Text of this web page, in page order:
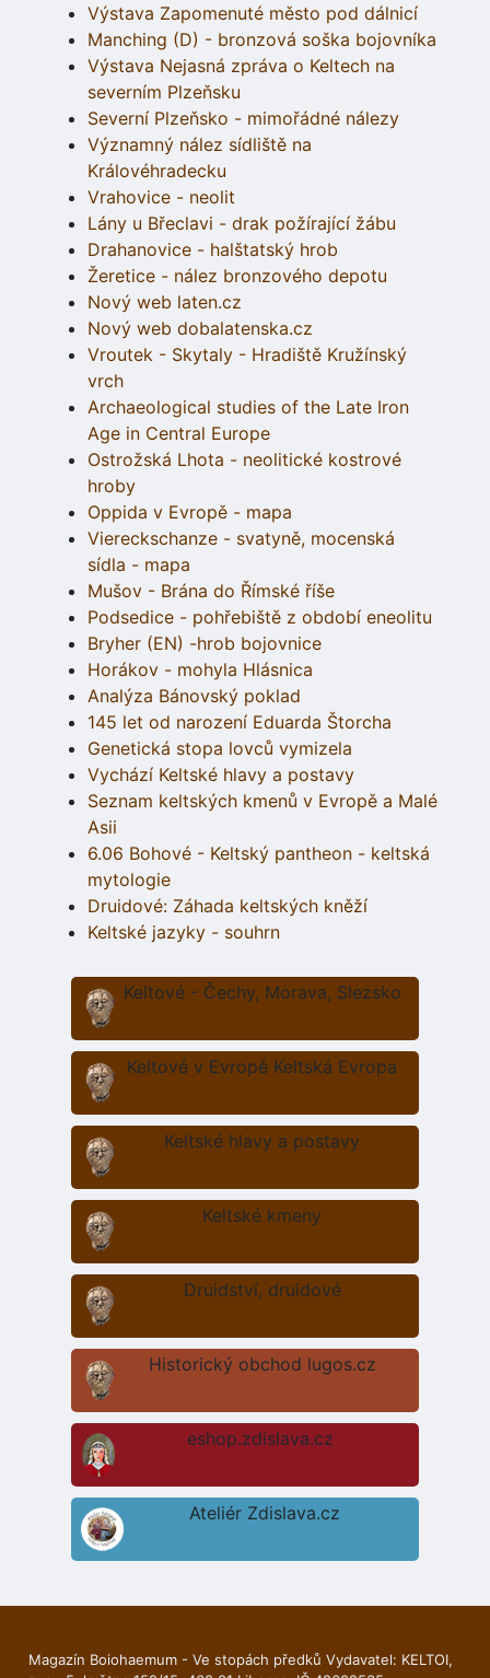
Výstava Zapomenuté město pod dálnicí
Manching (D) - bronzová soška bojovníka
Výstava Nejasná zpráva o Keltech na
severním Plzeňsku
Severní Plzeňsko - mimořádné nálezy
Významný nález sídliště na
Královéhradecku
Vrahovice - neolit
Lány u Břeclavi - drak požírající žábu
Drahanovice - halštatský hrob
Žeretice - nález bronzového depotu
Nový web laten.cz
Nový web dobalatenska.cz
Vroutek - Skytaly - Hradiště Kružínský
vrch
Archaeological studies of the Late Iron
Age in Central Europe
Ostrožská Lhota - neolitické kostrové
hroby
Oppida v Evropě - mapa
Viereckschanze - svatyně, mocenská
sídla - mapa
Mušov - Brána do Římské říše
Podsedice - pohřebiště z období eneolitu
Bryher (EN) -hrob bojovnice
Horákov - mohyla Hlásnica
Analýza Bánovský poklad
145 let od narození Eduarda Štorcha
Genetická stopa lovců vymizela
Vychází Keltské hlavy a postavy
Seznam keltských kmenů v Evropě a Malé
Asii
6.06 Bohové - Keltský pantheon - keltská
mytologie
Druidové: Záhada keltských kněží
Keltské jazyky - souhrn
Keltové - Čechy, Morava, Slezsko
Keltové v Evropě Keltská Evropa
Keltské hlavy a postavy
Keltské kmeny
Druidství, druidové
Historický obchod lugos.cz
eshop.zdislava.cz
Ateliér Zdislava.cz
Magazín Boiohaemum - Ve stopách předků Vydavatel: KELTOI,